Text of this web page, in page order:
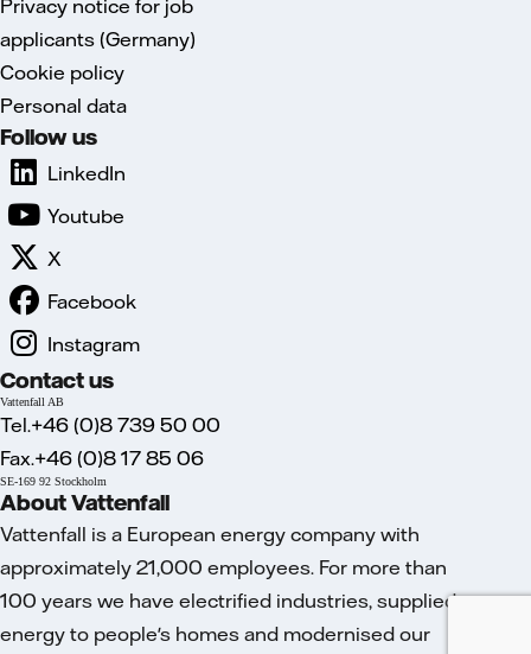
Privacy notice for job
applicants (Germany)
Cookie policy
Personal data
Follow us
LinkedIn
Youtube
X
Facebook
Instagram
Contact us
Vattenfall AB
Tel.+46 (0)8 739 50 00
Fax.+46 (0)8 17 85 06
SE-169 92 Stockholm
About Vattenfall
Vattenfall is a European energy company with
approximately 21,000 employees. For more than
100 years we have electrified industries, supplied
energy to people's homes and modernised our